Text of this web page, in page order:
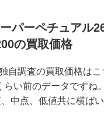
パーペチュアル
の買取価格
自調査の買取価格は
らい前のデータですね
中点、低値共に横ばい